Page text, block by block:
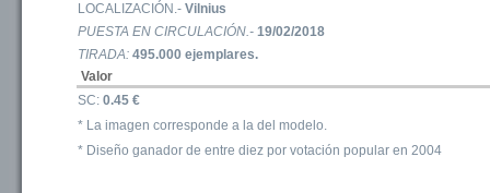
LOCALIZACIÓN.- Vilnius
PUESTA EN CIRCULACIÓN.- 19/02/2018
TIRADA: 495.000 ejemplares.
Valor
SC: 0.45 €
* La imagen corresponde a la del modelo.
* Diseño ganador de entre diez por votación popular en 2004